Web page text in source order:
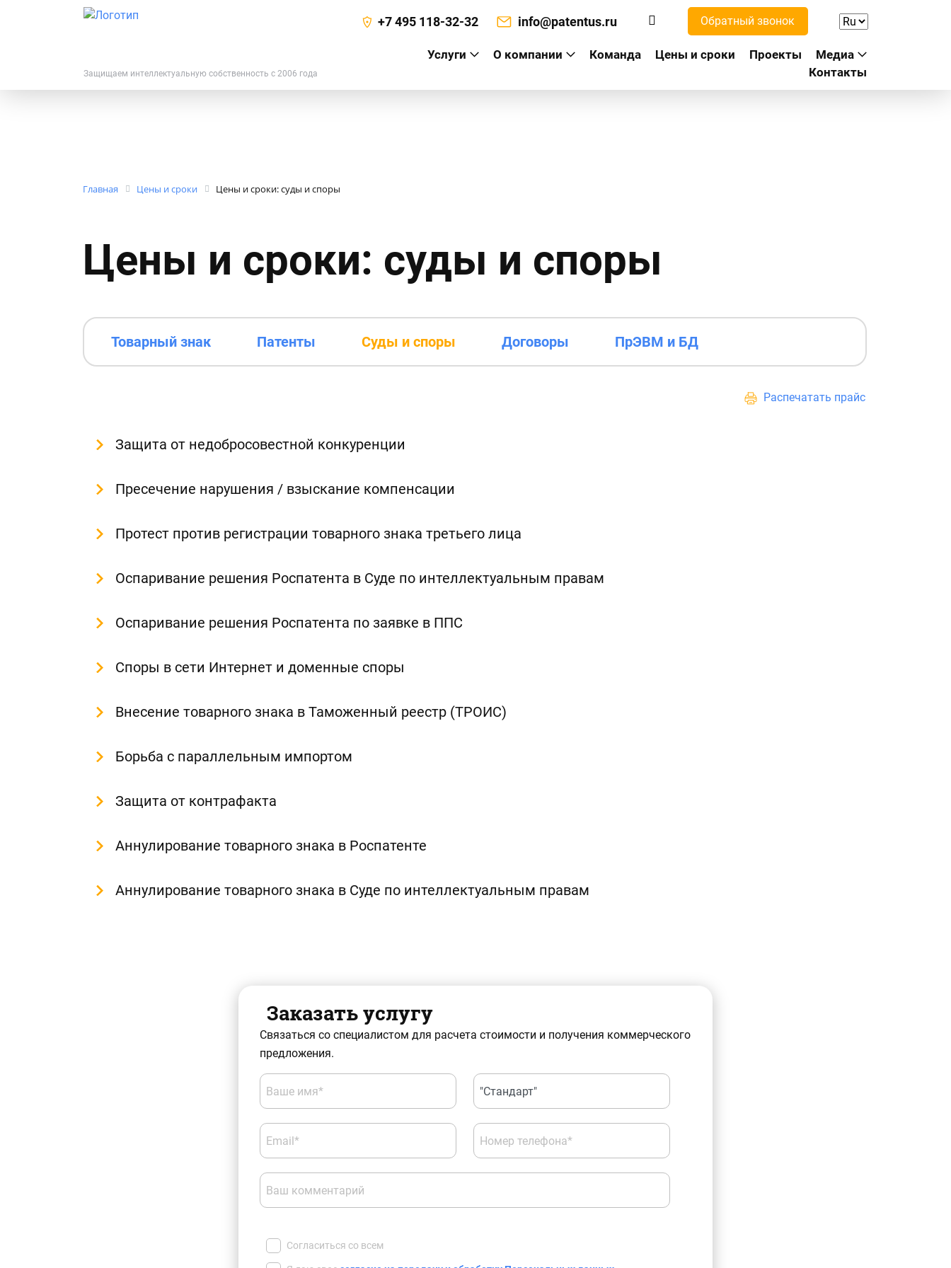
Защищаем интеллектуальную собственность с 2006 года
+7 495 118-32-32 info@patentus.ru Обратный звонок
Услуги О компании Команда Цены и сроки Проекты
Медиа
Контакты
Главная Цены и сроки Цены и сроки: суды и споры
Цены и сроки: суды и споры
Товарный знак Патенты Суды и споры Договоры ПрЭВМ и БД
Распечатать прайс
Защита от недобросовестной конкуренции
Пресечение нарушения / взыскание компенсации
Протест против регистрации товарного знака третьего лица
Оспаривание решения Роспатента в Суде по интеллектуальным правам
Оспаривание решения Роспатента по заявке в ППС
Споры в сети Интернет и доменные споры
Внесение товарного знака в Таможенный реестр (ТРОИС)
Борьба с параллельным импортом
Защита от контрафакта
Аннулирование товарного знака в Роспатенте
Аннулирование товарного знака в Суде по интеллектуальным правам
Заказать услугу
Связаться со специалистом для расчета стоимости и получения коммерческого
предложения.
Ваше имя*
Email* Номер телефона*
Ваш комментарий
Согласиться со всем